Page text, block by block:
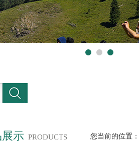
示 PRODUCTS 您当前的位置：